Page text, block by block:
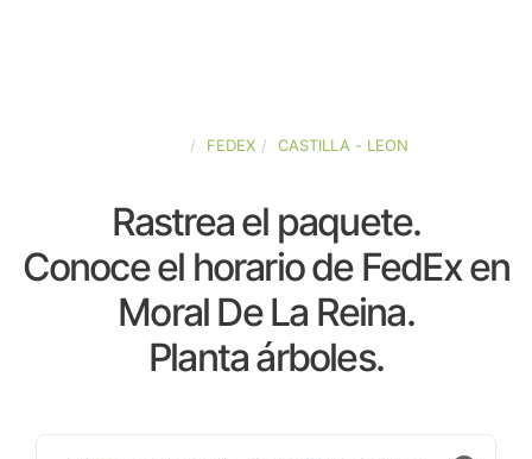
FEDEX CASTILLA - LEON
Rastrea el paquete.
Conoce el horario de FedEx en
Moral De La Reina.
Planta árboles.